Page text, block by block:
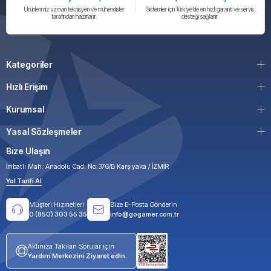
Ürünlerimiz uzman teknisyen ve mühendisler
tarafından hazırlanır.
Sistemler için Türkiye’de en hızlı garanti ve servis
desteği sağlanır.
Kategoriler
Hızlı Erişim
Kurumsal
Yasal Sözleşmeler
Bize Ulaşın
İmbatlı Mah. Anadolu Cad. No:376/B Karşıyaka / İZMİR
Yol Tarifi Al
Müşteri Hizmetleri
0 (850) 303 55 35
Bize E-Posta Gönderin
info@gogamer.com.tr
Aklınıza Takılan Sorular için
Yardım Merkezini Ziyaret edin.